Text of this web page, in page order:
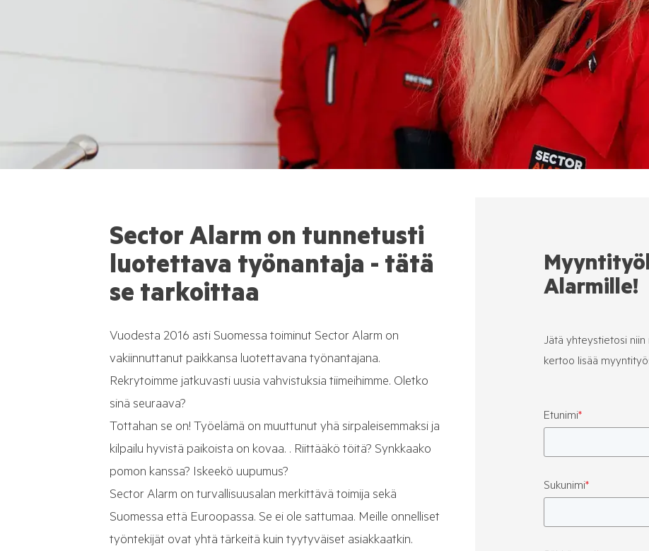
Sector Alarm on tunnetusti
luotettava työnantaja - tätä
se tarkoittaa
Vuodesta 2016 asti Suomessa toiminut Sector Alarm on
vakiinnuttanut paikkansa luotettavana työnantajana.
Rekrytoimme jatkuvasti uusia vahvistuksia tiimeihimme. Oletko
sinä seuraava?
Tottahan se on! Työelämä on muuttunut yhä sirpaleisemmaksi ja
kilpailu hyvistä paikoista on kovaa. . Riittääkö töitä? Synkkaako
pomon kanssa? Iskeekö uupumus?
Sector Alarm on turvallisuusalan merkittävä toimija sekä
Suomessa että Euroopassa. Se ei ole sattumaa. Meille onnelliset
työntekijät ovat yhtä tärkeitä kuin tyytyväiset asiakkaatkin.
Alarmille!
Jätä yhteystietosi
kertoo lisää
Etunimi*
Sukunimi*